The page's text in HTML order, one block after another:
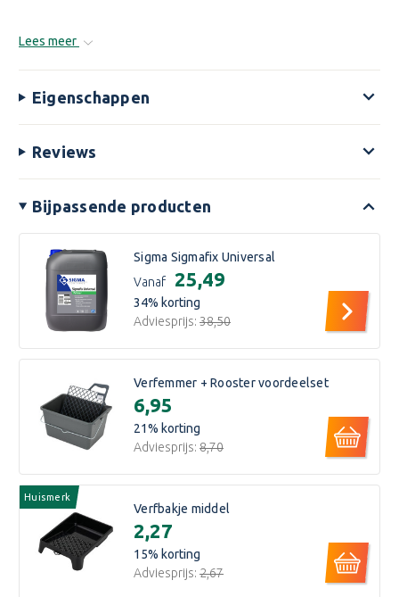
Lees meer
Eigenschappen
Reviews
Bijpassende producten
Sigma Sigmafix Universal
Vanaf
€25,49
34% korting
Adviesprijs: €38,50
Verfemmer + Rooster voordeelset
€6,95
21% korting
Adviesprijs: €8,70
Huismerk
Verfbakje middel
€2,27
15% korting
Adviesprijs: €2,67